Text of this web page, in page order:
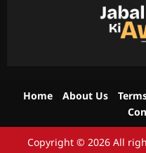
Home About Us
Copyright © 2026 All